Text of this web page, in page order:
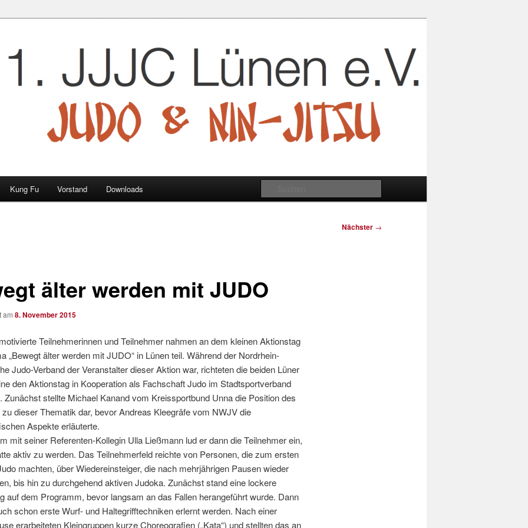
Kung Fu Vorstand Downloads
Nächster →
älter werden mit JUDO
am 8. November 2015
Teilnehmerinnen und Teilnehmer nahmen an dem kleinen Aktionstag
„Bewegt älter werden mit JUDO“ in Lünen teil. Während der Nordrhein-
Judo-Verband der Veranstalter dieser Aktion war, richteten die beiden Lüner
den Aktionstag in Kooperation als Fachschaft Judo im Stadtsportverband
Zunächst stellte Michael Kanand vom Kreissportbund Unna die Position des
zu dieser Thematik dar, bevor Andreas Kleegräfe vom NWJV die
Aspekte erläuterte.
mit seiner Referenten-Kollegin Ulla Ließmann lud er dann die Teilnehmer ein,
aktiv zu werden. Das Teilnehmerfeld reichte von Personen, die zum ersten
machten, über Wiedereinsteiger, die nach mehrjährigen Pausen wieder
bis hin zu durchgehend aktiven Judoka. Zunächst stand eine lockere
auf dem Programm, bevor langsam an das Fallen herangeführt wurde. Dann
schon erste Wurf- und Haltegrifftechniken erlernt werden. Nach einer
erarbeiteten Kleingruppen kurze Choreografien („Kata“) und stellten das an